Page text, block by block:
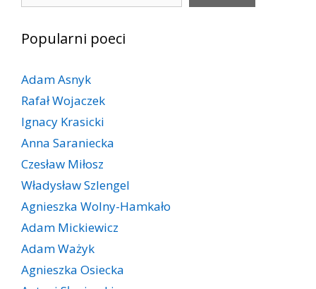
Popularni poeci
Adam Asnyk
Rafał Wojaczek
Ignacy Krasicki
Anna Saraniecka
Czesław Miłosz
Władysław Szlengel
Agnieszka Wolny-Hamkało
Adam Mickiewicz
Adam Ważyk
Agnieszka Osiecka